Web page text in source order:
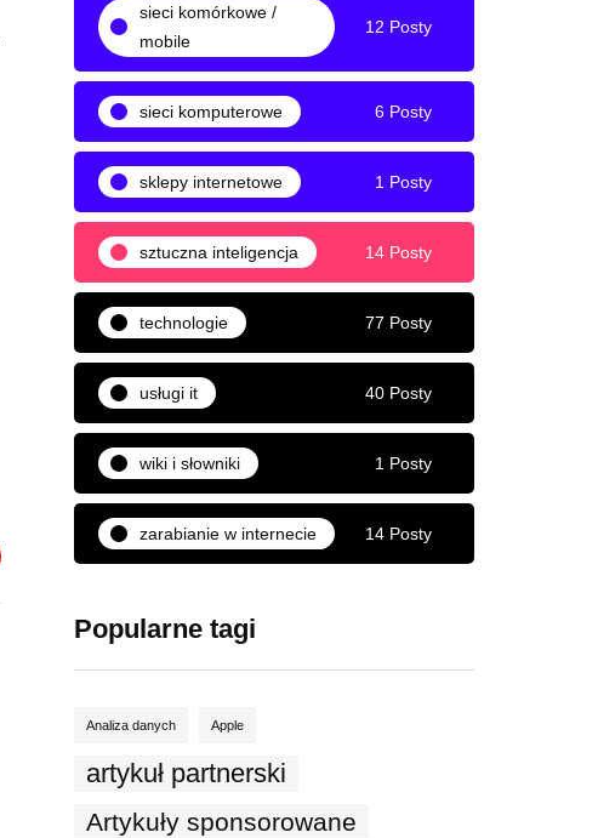
sieci komórkowe /
mobile
12 Posty
sieci komputerowe 6 Posty
sklepy internetowe 1 Posty
sztuczna inteligencja 14 Posty
technologie 77 Posty
usługi it 40 Posty
wiki i słowniki 1 Posty
zarabianie w internecie 14 Posty
Popularne tagi
Analiza danych Apple
artykuł partnerski
Artykuły sponsorowane